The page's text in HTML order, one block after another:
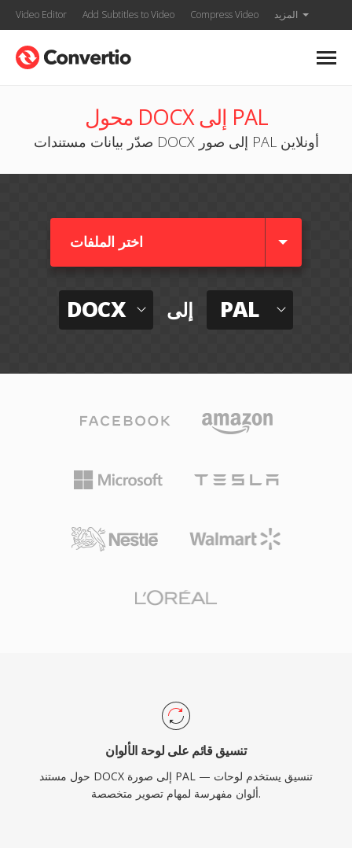
Video Editor Add Subtitles to Video Compress Video المزيد
محول DOCX إلى PAL
صدّر بيانات مستندات DOCX إلى صور PAL أونلاين
اختر الملفات
DOCX إلى PAL
تنسيق قائم على لوحة الألوان
حول مستند DOCX إلى صورة PAL — تنسيق يستخدم لوحات
ألوان مفهرسة لمهام تصوير متخصصة.